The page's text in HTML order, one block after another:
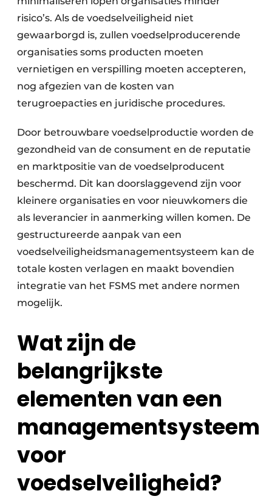
risico’s. Als de voedselveiligheid niet
gewaarborgd is, zullen voedselproducerende
organisaties soms producten moeten
vernietigen en verspilling moeten accepteren,
nog afgezien van de kosten van
terugroepacties en juridische procedures.
Door betrouwbare voedselproductie worden de
gezondheid van de consument en de reputatie
en marktpositie van de voedselproducent
beschermd. Dit kan doorslaggevend zijn voor
kleinere organisaties en voor nieuwkomers die
als leverancier in aanmerking willen komen. De
gestructureerde aanpak van een
voedselveiligheidsmanagementsysteem kan de
totale kosten verlagen en maakt bovendien
integratie van het FSMS met andere normen
mogelijk.
Wat zijn de
belangrijkste
elementen van een
managementsysteem
voor
voedselveiligheid?